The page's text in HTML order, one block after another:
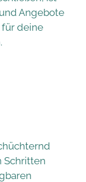
Angebote
für deine
Schritten